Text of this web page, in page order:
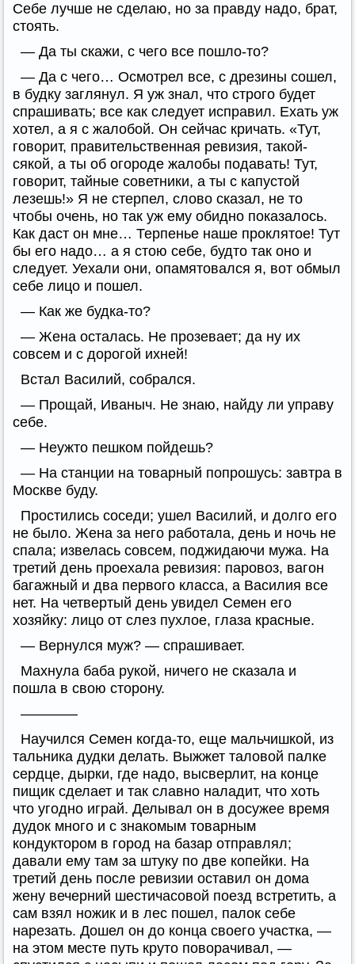
Себе лучше не сделаю, но за правду надо, брат,
стоять.
— Да ты скажи, с чего все пошло-то?
— Да с чего… Осмотрел все, с дрезины сошел,
в будку заглянул. Я уж знал, что строго будет
спрашивать; все как следует исправил. Ехать уж
хотел, а я с жалобой. Он сейчас кричать. «Тут,
говорит, правительственная ревизия, такой-
сякой, а ты об огороде жалобы подавать! Тут,
говорит, тайные советники, а ты с капустой
лезешь!» Я не стерпел, слово сказал, не то
чтобы очень, но так уж ему обидно показалось.
Как даст он мне… Терпенье наше проклятое! Тут
бы его надо… а я стою себе, будто так оно и
следует. Уехали они, опамятовался я, вот обмыл
себе лицо и пошел.
— Как же будка-то?
— Жена осталась. Не прозевает; да ну их
совсем и с дорогой ихней!
Встал Василий, собрался.
— Прощай, Иваныч. Не знаю, найду ли управу
себе.
— Неужто пешком пойдешь?
— На станции на товарный попрошусь: завтра в
Москве буду.
Простились соседи; ушел Василий, и долго его
не было. Жена за него работала, день и ночь не
спала; извелась совсем, поджидаючи мужа. На
третий день проехала ревизия: паровоз, вагон
багажный и два первого класса, а Василия все
нет. На четвертый день увидел Семен его
хозяйку: лицо от слез пухлое, глаза красные.
— Вернулся муж? — спрашивает.
Махнула баба рукой, ничего не сказала и
пошла в свою сторону.
————
Научился Семен когда-то, еще мальчишкой, из
тальника дудки делать. Выжжет таловой палке
сердце, дырки, где надо, высверлит, на конце
пищик сделает и так славно наладит, что хоть
что угодно играй. Делывал он в досужее время
дудок много и с знакомым товарным
кондуктором в город на базар отправлял;
давали ему там за штуку по две копейки. На
третий день после ревизии оставил он дома
жену вечерний шестичасовой поезд встретить, а
сам взял ножик и в лес пошел, палок себе
нарезать. Дошел он до конца своего участка, —
на этом месте путь круто поворачивал, —